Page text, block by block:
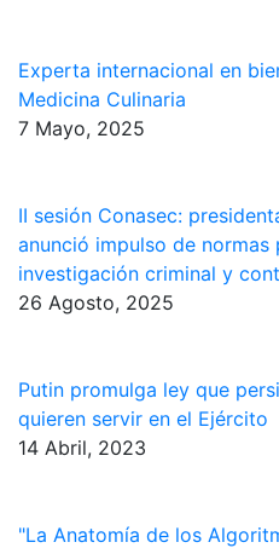
Experta internacional en
Medicina Culinaria
7 Mayo, 2025
II sesión Conasec:
anunció impulso de
investigación criminal y
26 Agosto, 2025
Putin promulga ley que
quieren servir en el Ejército
14 Abril, 2023
"La Anatomía de los